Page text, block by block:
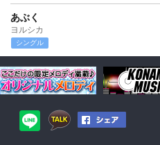
あぶく
ヨルシカ
シングル